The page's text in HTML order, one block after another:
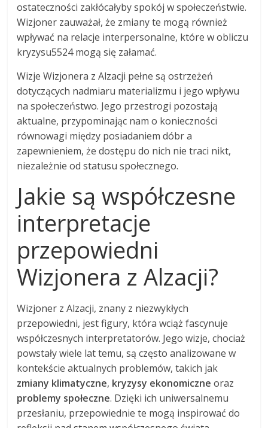
ostateczności zakłócałyby spokój w społeczeństwie.
Wizjoner zauważał, że zmiany te mogą również
wpływać na relacje interpersonalne, które w obliczu
kryzysu5524 mogą się załamać.
Wizje Wizjonera z Alzacji pełne są ostrzeżeń
dotyczących nadmiaru materializmu i jego wpływu
na społeczeństwo. Jego przestrogi pozostają
aktualne, przypominając nam o konieczności
równowagi między posiadaniem dóbr a
zapewnieniem, że dostępu do nich nie traci nikt,
niezależnie od statusu społecznego.
Jakie są współczesne
interpretacje
przepowiedni
Wizjonera z Alzacji?
Wizjoner z Alzacji, znany z niezwykłych
przepowiedni, jest figury, która wciąż fascynuje
współczesnych interpretatorów. Jego wizje, chociaż
powstały wiele lat temu, są często analizowane w
kontekście aktualnych problemów, takich jak
zmiany klimatyczne, kryzysy ekonomiczne oraz
problemy społeczne. Dzięki ich uniwersalnemu
przesłaniu, przepowiednie te mogą inspirować do